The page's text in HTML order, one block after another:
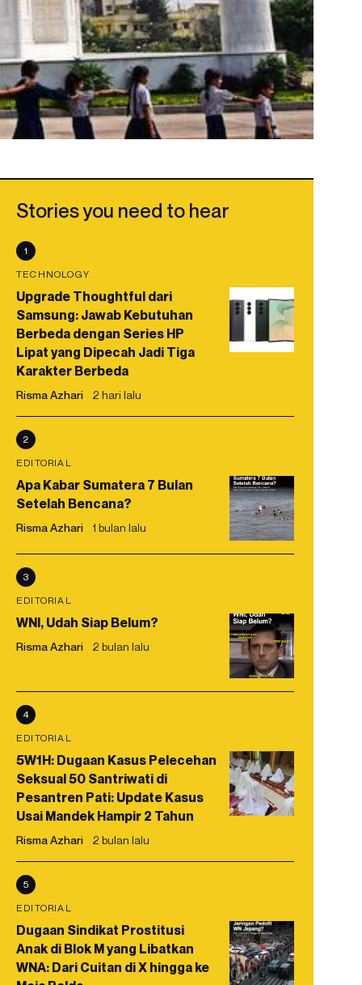
Stories you need to hear
1
TECHNOLOGY
Upgrade Thoughtful dari
Samsung: Jawab Kebutuhan
Berbeda dengan Series HP
Lipat yang Dipecah Jadi Tiga
Karakter Berbeda
Risma Azhari 2 hari lalu
2
EDITORIAL
Apa Kabar Sumatera 7 Bulan
Setelah Bencana?
Risma Azhari 1 bulan lalu
3
EDITORIAL
WNI, Udah Siap Belum?
Risma Azhari 2 bulan lalu
4
EDITORIAL
5W1H: Dugaan Kasus Pelecehan
Seksual 50 Santriwati di
Pesantren Pati: Update Kasus
Usai Mandek Hampir 2 Tahun
Risma Azhari 2 bulan lalu
5
EDITORIAL
Dugaan Sindikat Prostitusi
Anak di Blok M yang Libatkan
WNA: Dari Cuitan di X hingga ke